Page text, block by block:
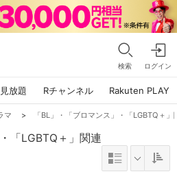
検索 ログイン
放題 Rチャンネル Rakuten PLAY
マ > 「BL」・「ブロマンス」・「LGBTQ＋
「LGBTQ＋」関連